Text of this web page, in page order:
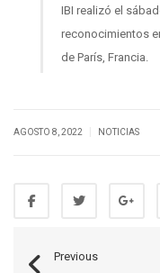
IBI realizó el
reconocimientos
de París, Francia.
AGOSTO 8, 2022 NOTICIAS
Previous